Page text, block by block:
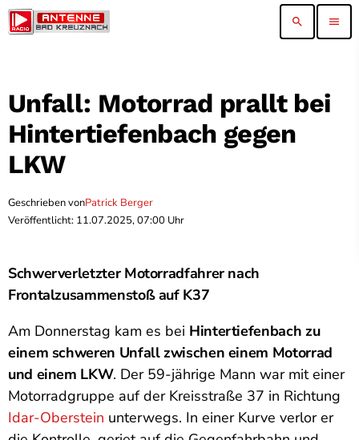
search menu
Unfall: Motorrad prallt bei
Hintertiefenbach gegen
LKW
Geschrieben vonPatrick Berger
Veröffentlicht: 11.07.2025, 07:00 Uhr
Schwerverletzter Motorradfahrer nach
Frontalzusammenstoß auf K37
Am Donnerstag kam es bei Hintertiefenbach zu
einem schweren Unfall zwischen einem Motorrad
und einem LKW. Der 59-jährige Mann war mit einer
Motorradgruppe auf der Kreisstraße 37 in Richtung
Idar-Oberstein unterwegs. In einer Kurve verlor er